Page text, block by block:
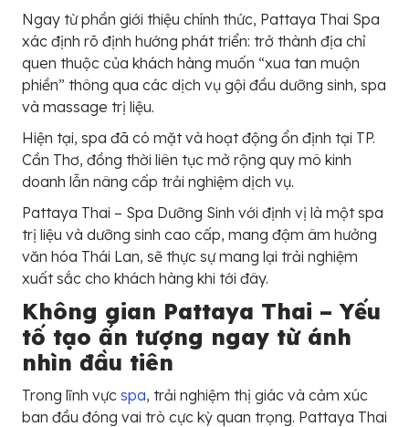
Ngay từ phần giới thiệu chính thức, Pattaya Thai Spa
xác định rõ định hướng phát triển: trở thành địa chỉ
quen thuộc của khách hàng muốn “xua tan muộn
phiền” thông qua các dịch vụ gội đầu dưỡng sinh, spa
và massage trị liệu.
Hiện tại, spa đã có mặt và hoạt động ổn định tại TP.
Cần Thơ, đồng thời liên tục mở rộng quy mô kinh
doanh lẫn nâng cấp trải nghiệm dịch vụ.
Pattaya Thai – Spa Dưỡng Sinh với định vị là một spa
trị liệu và dưỡng sinh cao cấp, mang đậm âm hưởng
văn hóa Thái Lan, sẽ thực sự mang lại trải nghiệm
xuất sắc cho khách hàng khi tới đây.
Không gian Pattaya Thai – Yếu
tố tạo ấn tượng ngay từ ánh
nhìn đầu tiên
Trong lĩnh vực spa, trải nghiệm thị giác và cảm xúc
ban đầu đóng vai trò cực kỳ quan trọng. Pattaya Thai